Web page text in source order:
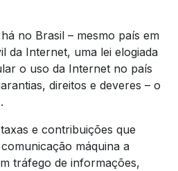
no Brasil – mesmo país em
da Internet, uma lei elogiada
o uso da Internet no país
direitos e deveres – o
.
e contribuições que
máquina a
tráfego de informações,